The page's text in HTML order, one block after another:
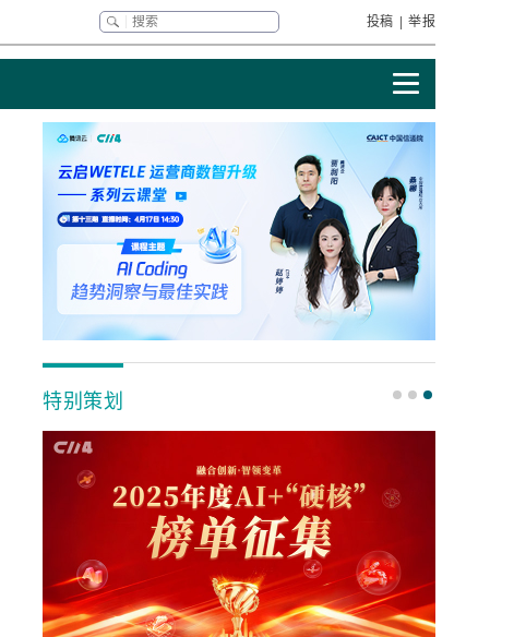
投稿 | 举报
特别策划